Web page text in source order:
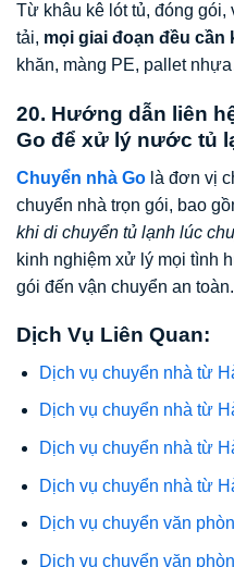
Từ khâu kê lót tủ, đóng gói,
tải, mọi giai đoạn đều
khăn, màng PE, pallet
20. Hướng dẫn liên
Go để xử lý nước tủ
Chuyển nhà Go là đơn vị
chuyển nhà trọn gói, bao
khi di chuyển tủ lạnh lúc
kinh nghiệm xử lý mọi tình
gói đến vận chuyển an toàn.
Dịch Vụ Liên Quan:
Dịch vụ chuyển nhà từ
Dịch vụ chuyển nhà từ
Dịch vụ chuyển nhà từ
Dịch vụ chuyển nhà từ
Dịch vụ chuyển văn
Dịch vụ chuyển văn